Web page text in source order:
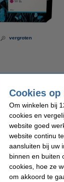
vergroten
Prijs per ml
€ 0,71
Cookies op
Om winkelen bij
cookies en
website goed
website continu
aansluiten bij uw
binnen en buiten
cookies, hoe ze
om akkoord te